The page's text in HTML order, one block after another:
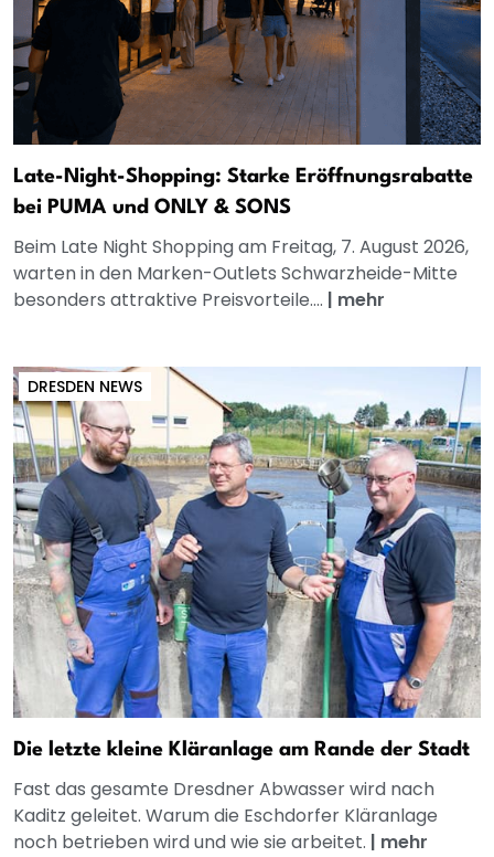
Late-Night-Shopping: Starke Eröffnungsrabatte
bei PUMA und ONLY & SONS
Beim Late Night Shopping am Freitag, 7. August 2026,
warten in den Marken-Outlets Schwarzheide-Mitte
besonders attraktive Preisvorteile.... | mehr
DRESDEN NEWS
Die letzte kleine Kläranlage am Rande der Stadt
Fast das gesamte Dresdner Abwasser wird nach
Kaditz geleitet. Warum die Eschdorfer Kläranlage
noch betrieben wird und wie sie arbeitet. | mehr